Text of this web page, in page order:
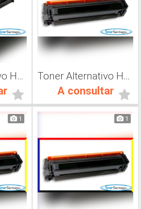
Toner Alternativo Hp 410, Impresora Láser Toner Alternativo Hp CF500A, Impresora Láser
A consultar
1 1